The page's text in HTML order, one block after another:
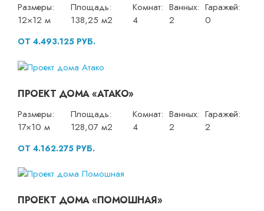
Размеры:
12×12 м
Площадь:
138,25 м2
Комнат:
4
Ванных:
2
Гаражей:
0
ОТ 4.493.125 РУБ.
ПРОЕКТ ДОМА «АТАКО»
Размеры:
17×10 м
Площадь:
128,07 м2
Комнат:
4
Ванных:
2
Гаражей:
2
ОТ 4.162.275 РУБ.
ПРОЕКТ ДОМА «ПОМОШНАЯ»